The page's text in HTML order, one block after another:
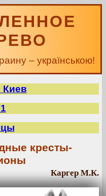
– українською!
Киев
кресты-
Каргер М.К.